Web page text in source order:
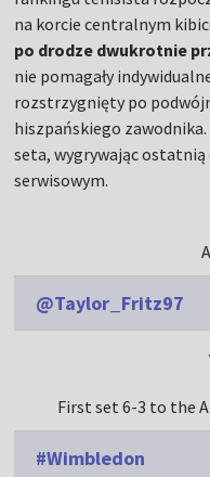
na korcie centralnym
po drodze dwukrotnie
nie pomagały
rozstrzygnięty po
hiszpańskiego zawodnika.
seta, wygrywając ostatnią
serwisowym.
@Taylor_Fritz97
First set 6-3 to the
#Wimbledon